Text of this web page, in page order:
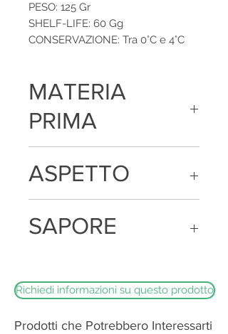
PESO: 125 Gr
SHELF-LIFE: 60 Gg
CONSERVAZIONE: Tra 0°C e 4°C
MATERIA
PRIMA
ASPETTO
dal giallo pallido in inverno al giallo
intenso nei mesi estivi, la consistenza
SAPORE
Richiedi informazioni su questo prodotto
Prodotti che Potrebbero Interessarti